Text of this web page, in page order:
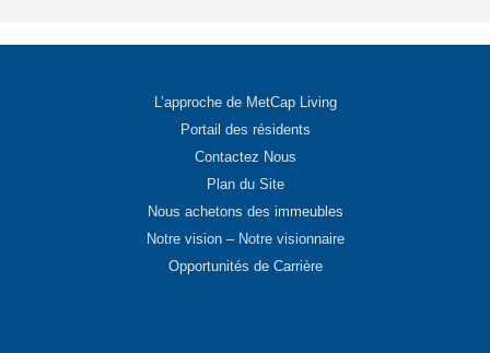
L’approche de MetCap Living
Portail des résidents
Contactez Nous
Plan du Site
Nous achetons des immeubles
Notre vision – Notre visionnaire
Opportunités de Carrière